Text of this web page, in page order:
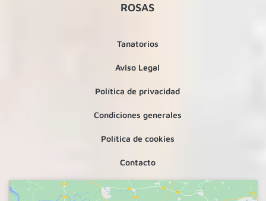
ROSAS
Tanatorios
Aviso Legal
Política de privacidad
Condiciones generales
Política de cookies
Contacto